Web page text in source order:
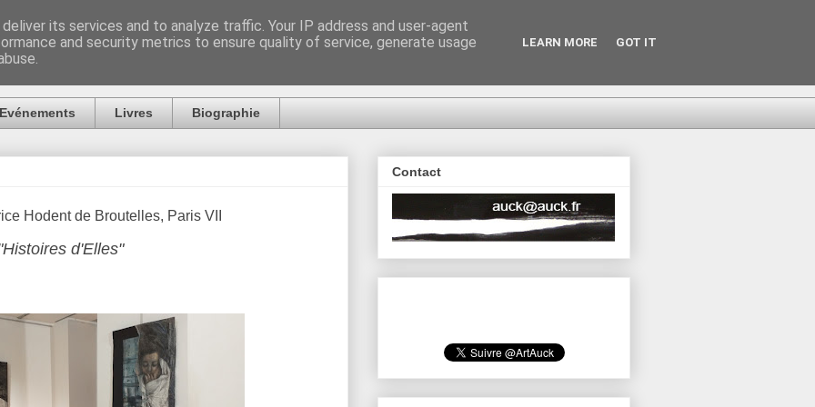
Evénements Livres Biographie
Hodent de Broutelles, Paris VII
d'Elles"
Contact
its services and to analyze traffic. Your IP address and user-agent
and security metrics to ensure quality of service, generate usage
LEARN MORE GOT IT